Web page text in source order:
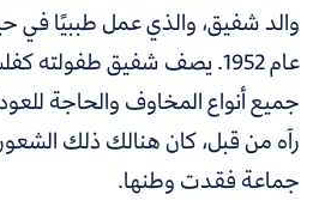
والد شفيق، والذي عمل طببيًا في
عام 1952. يصف شفيق طفولته
جميع أنواع المخاوف والحاجة
رآه من قبل، كان هنالك ذلك الشعور
جماعة فقدت وطنها.